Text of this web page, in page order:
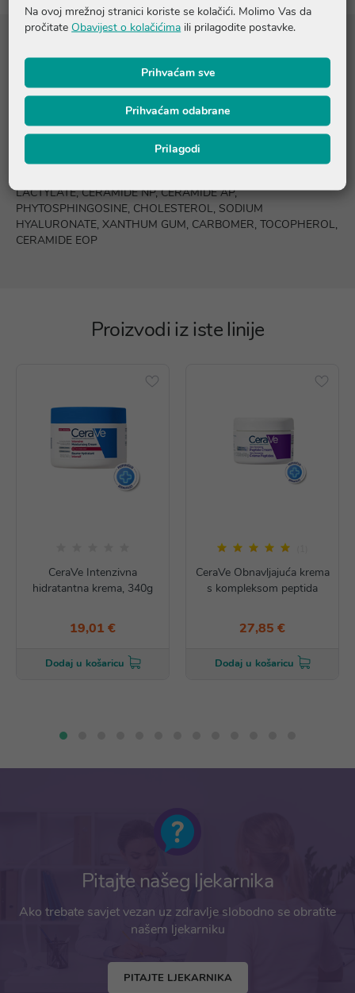
Sastojci
AQUA/WATER, GLYCERIN, CETEARYL ALCOHOL,
PHENOXYETHANOL, STEARYL ALCOHOL, CETYLE ALCOHOL,
PEG-40 STEARATE, BEHENTRIMONIUM METHOSULFATE,
GLYCERYL STEARATE, POLYSORBATE 20,
ETHLYHEXYLGLYCERIN, POTASSIUM PHOSPHATE, DISODIUM
LACTYLATE, CERAMIDE NP, CERAMIDE AP,
PHYTOSPHINGOSINE, CHOLESTEROL, SODIUM
HYALURONATE, XANTHUM GUM, CARBOMER, TOCOPHEROL,
CERAMIDE EOP
Proizvodi iz iste linije
CeraVe Intenzivna
hidratantna krema, 340g
19,01 €
Dodaj u košaricu
CeraVe Obnavljajuća krema
s kompleksom peptida
27,85 €
Dodaj u košaricu
Pitajte našeg ljekarnika
Ako trebate savjet vezan uz zdravlje slobodno se obratite
našem ljekarniku
PITAJTE LJEKARNIKA
Na ovoj mrežnoj stranici koriste se kolačići. Molimo Vas da
pročitate Obavijest o kolačićima ili prilagodite postavke.
Prihvaćam sve
Prihvaćam odabrane
Prilagodi